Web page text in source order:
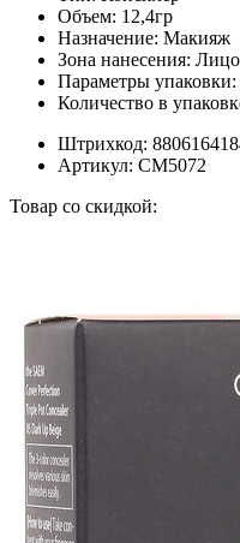
Объем: 12,4гр
Назначение: Макияж
Зона нанесения: Лицо
Параметры упаковки:
Количество в
Штрихкод:
Артикул: СМ5072
Товар со скидкой: